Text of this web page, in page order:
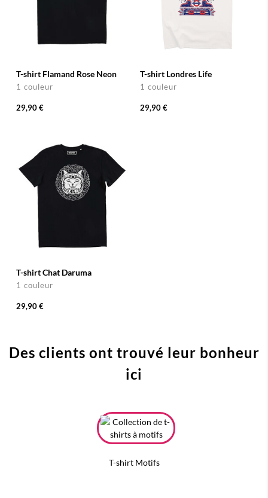
T-shirt Flamand Rose Neon
1 couleur
29,90 €
T-shirt Londres Life
1 couleur
29,90 €
T-shirt Chat Daruma
1 couleur
29,90 €
Des clients ont trouvé leur bonheur
ici
T-shirt Motifs